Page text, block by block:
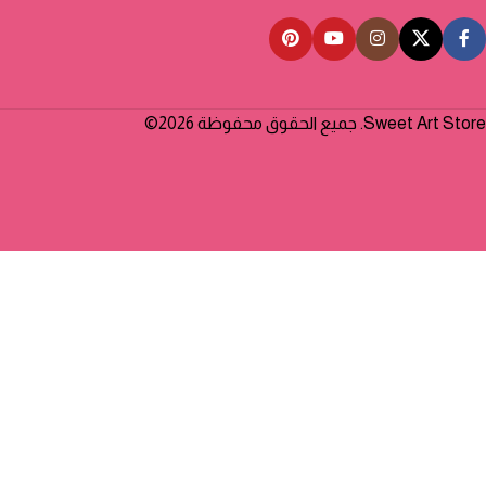
Sweet Art Store. جميع الحقوق محفوظة 2026©